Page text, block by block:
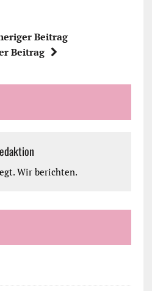
Beitrag
Beitrag
Wir berichten.